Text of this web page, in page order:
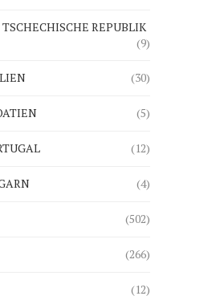
REPUBLIK
(9)
(30)
(5)
(12)
(4)
(502)
(266)
(12)